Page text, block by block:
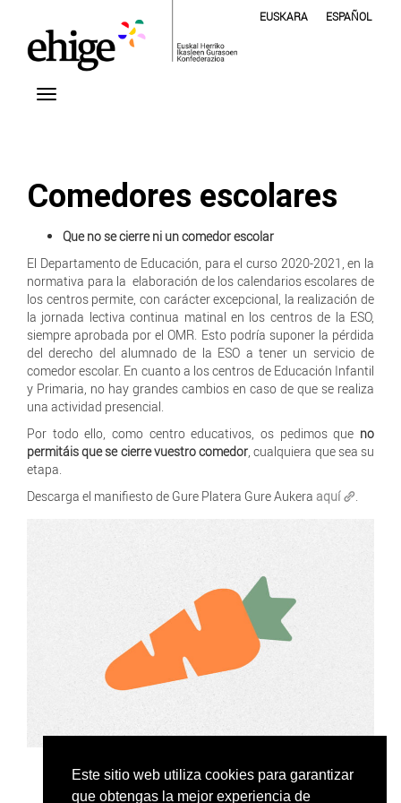
Este sitio web utiliza cookies para garantizar
que obtengas la mejor experiencia de
EUSKARA ESPAÑOL
Comedores escolares
Que no se cierre ni un comedor escolar
El Departamento de Educación, para el curso 2020-2021, en la
normativa para la elaboración de los calendarios escolares de
los centros permite, con carácter excepcional, la realización de
la jornada lectiva continua matinal en los centros de la ESO,
siempre aprobada por el OMR. Esto podría suponer la pérdida
del derecho del alumnado de la ESO a tener un servicio de
comedor escolar. En cuanto a los centros de Educación Infantil
y Primaria, no hay grandes cambios en caso de que se realiza
una actividad presencial.
Por todo ello, como centro educativos, os pedimos que no
permitáis que se cierre vuestrocomedor, cualquiera que sea su
etapa.
Descarga el manifiesto de Gure Platera Gure Aukera aquí .